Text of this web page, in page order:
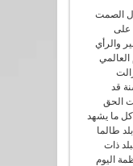
الصمت
على
والرأي
العالمي
قد
الحق
ما يشهد
طالما
ذات
اليوم